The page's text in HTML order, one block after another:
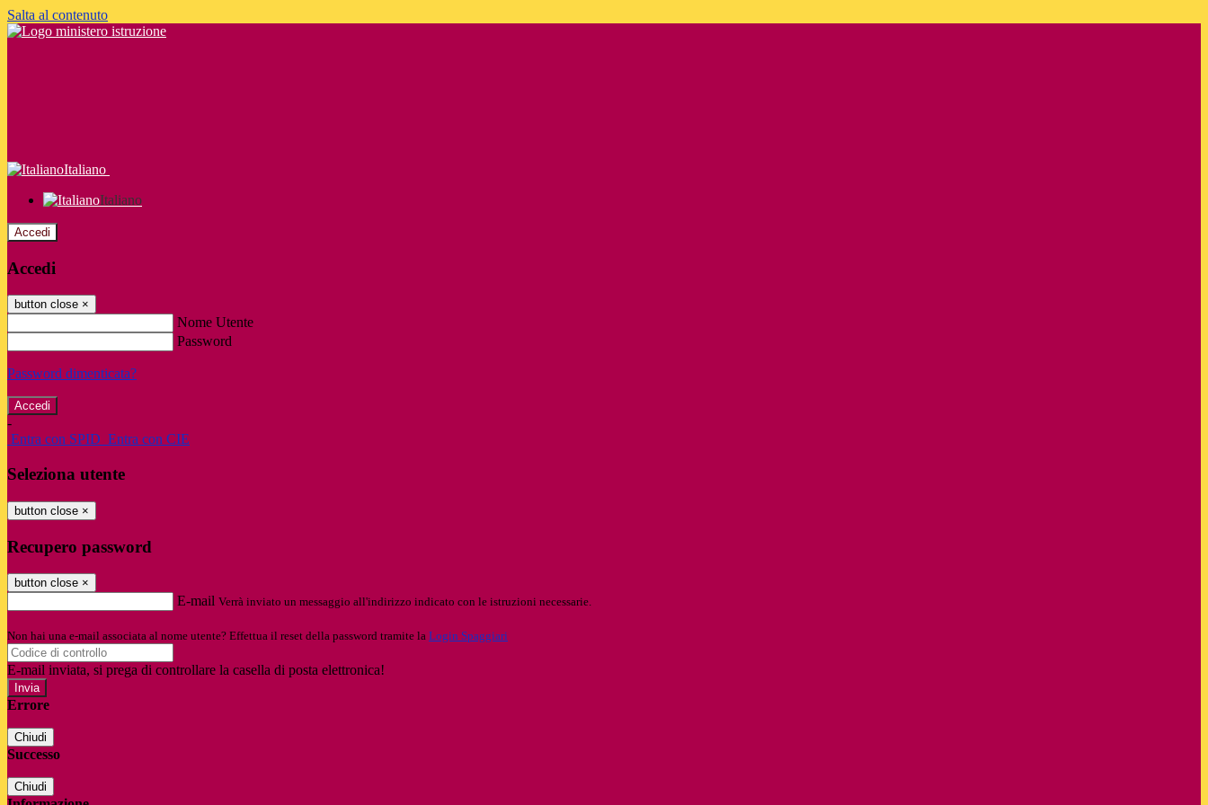
Salta al contenuto
Italiano
Italiano
Accedi
Accedi
button close ×
Nome Utente
Password
Password dimenticata?
-
Entra con SPID Entra con CIE
Seleziona utente
button close ×
Recupero password
button close ×
E-mail Verrà inviato un messaggio all'indirizzo indicato con le istruzioni necessarie.
Non hai una e-mail associata al nome utente? Effettua il reset della password tramite la Login Spaggiari
E-mail inviata, si prega di controllare la casella di posta elettronica!
Errore
Chiudi
Successo
Chiudi